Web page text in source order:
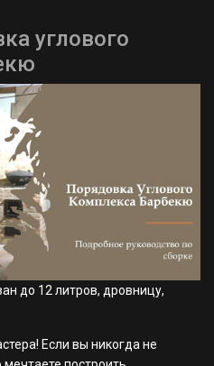
углового
до 12 литров, дровницу,
Если вы никогда не